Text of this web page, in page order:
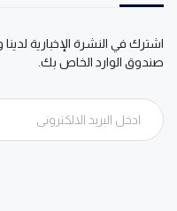
اشترك في النشرة الإخبارية
صندوق الوارد الخاص بك.